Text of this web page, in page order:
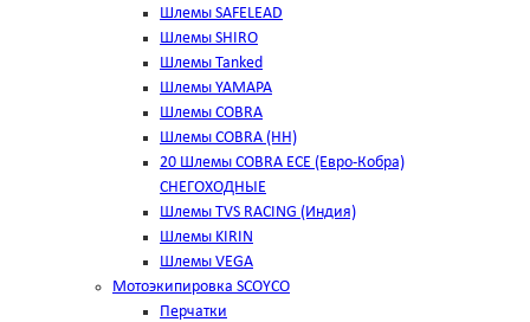
Шлемы SAFELEAD
Шлемы SHIRO
Шлемы Tanked
Шлемы YAMAPA
Шлемы COBRA
Шлемы COBRA (HH)
20 Шлемы COBRA ECE (Евро-Кобра)
СНЕГОХОДНЫЕ
Шлемы TVS RACING (Индия)
Шлемы KIRIN
Шлемы VEGA
Мотоэкипировка SCOYCO
Перчатки